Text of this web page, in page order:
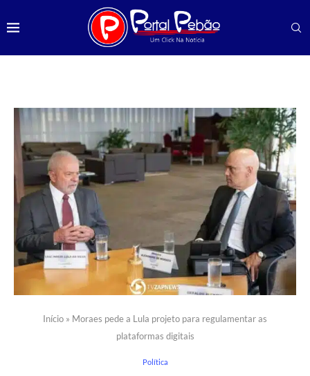
Início » Moraes pede a Lula projeto para regulamentar as
plataformas digitais
Política